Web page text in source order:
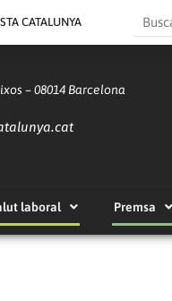
CATALUNYA Search
– 08014 Barcelona
laboral Premsa